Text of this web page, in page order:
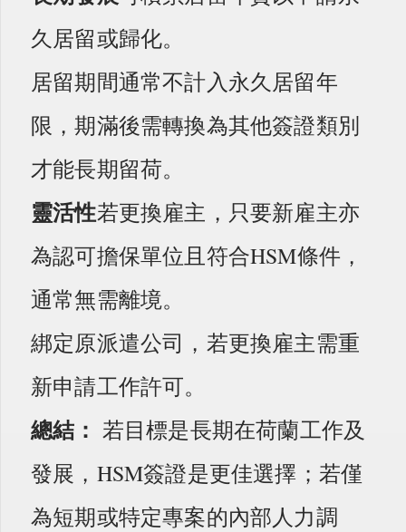
久居留或歸化。
居留期間通常不計入永久居留年
限，期滿後需轉換為其他簽證類別
才能長期留荷。
靈活性若更換雇主，只要新雇主亦
為認可擔保單位且符合HSM條件，
通常無需離境。
綁定原派遣公司，若更換雇主需重
新申請工作許可。
總結： 若目標是長期在荷蘭工作及
發展，HSM簽證是更佳選擇；若僅
為短期或特定專案的內部人力調